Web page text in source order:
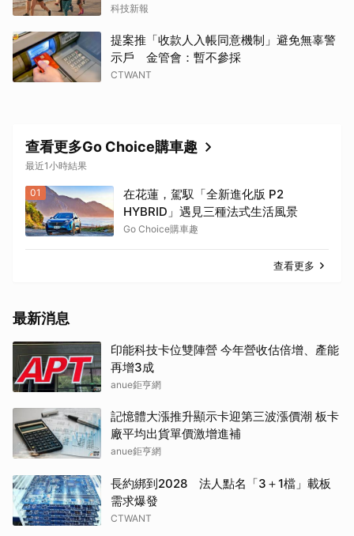
科技新報
提案推「收款人入帳同意機制」避免無辜警
示戶 金管會：暫不參採
CTWANT
查看更多Go Choice購車趣
最近1小時結果
01
在花蓮，駕馭「全新進化版 P2
HYBRID」遇見三種法式生活風景
Go Choice購車趣
查看更多
最新消息
印能科技卡位雙陣營 今年營收估倍增、產能
再增3成
anue鉅亨網
記憶體大漲推升顯示卡迎第三波漲價潮 板卡
廠平均出貨單價激增進補
anue鉅亨網
長約綁到2028 法人點名「3＋1檔」載板
需求爆發
CTWANT